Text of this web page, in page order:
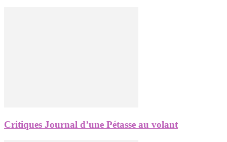
Critiques Journal d’une Pétasse au volant